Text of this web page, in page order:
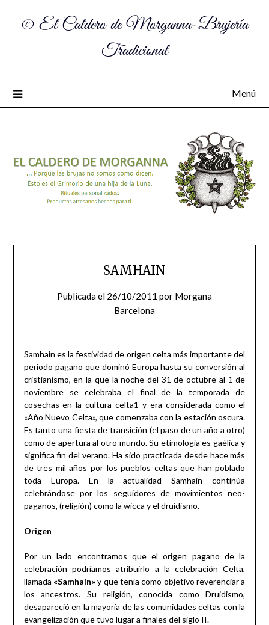
© El Caldero de Morganna-Brujería
Tradicional
Menú
SAMHAIN
Publicada el 26/10/2011 por Morgana
Barcelona
Samhain es la festividad de origen celta más importante del
periodo pagano que dominó Europa hasta su conversión al
cristianismo, en la que la noche del 31 de octubre al 1 de
noviembre se celebraba el final de la temporada de
cosechas en la cultura celta1 y era considerada como el
«Año Nuevo Celta», que comenzaba con la estación oscura.
Es tanto una fiesta de transición (el paso de un año a otro)
como de apertura al otro mundo. Su etimología es gaélica y
significa fin del verano. Ha sido practicada desde hace más
de tres mil años por los pueblos celtas que han poblado
toda Europa. En la actualidad Samhain continúa
celebrándose por los seguidores de movimientos neo-
paganos, (religión) como la wicca y el druidismo.
Origen
Por un lado encontramos que el origen pagano de la
celebración podríamos atribuirlo a la celebración Celta,
llamada «Samhain»y que tenía como objetivo reverenciar a
los ancestros. Su religión, conocida como Druidismo,
desapareció en la mayoría de las comunidades celtas con la
evangelización que tuvo lugar a finales del siglo II.